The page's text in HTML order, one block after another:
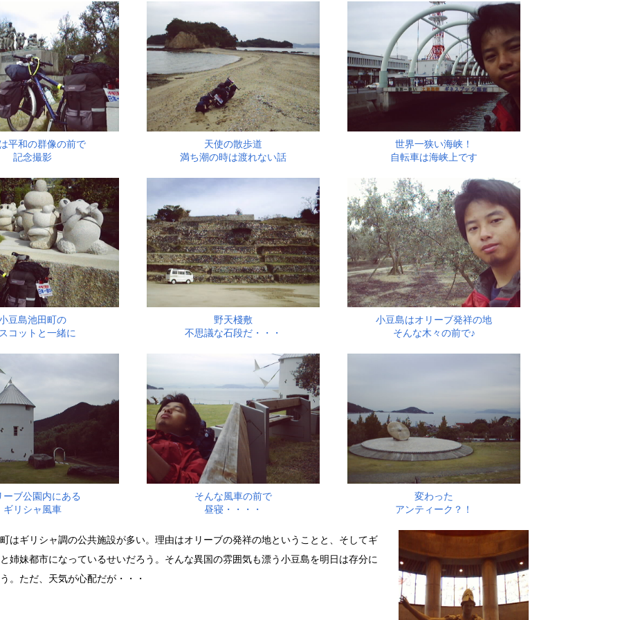
平和の群像の前で
記念撮影
天使の散歩道
満ち潮の時は渡れない話
世界一狭い海峡！
自転車は海峡上です
豆島池田町の
コットと一緒に
野天棧敷
不思議な石段だ・・・
小豆島はオリーブ発祥の地
そんな木々の前で♪
ーブ公園内にある
ギリシャ風車
そんな風車の前で
昼寝・・・・
変わった
アンティーク？！
ギリシャ調の公共施設が多い。理由はオリーブの発祥の地ということと、そしてギ
姉妹都市になっているせいだろう。そんな異国の雰囲気も漂う小豆島を明日は存分に
。ただ、天気が心配だが・・・